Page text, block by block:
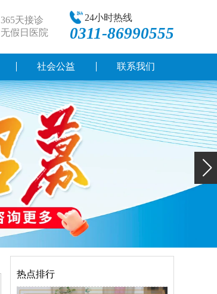
365天接诊
无假日医院
24小时热线
0311-86990555
社会公益 联系我们
热点排行